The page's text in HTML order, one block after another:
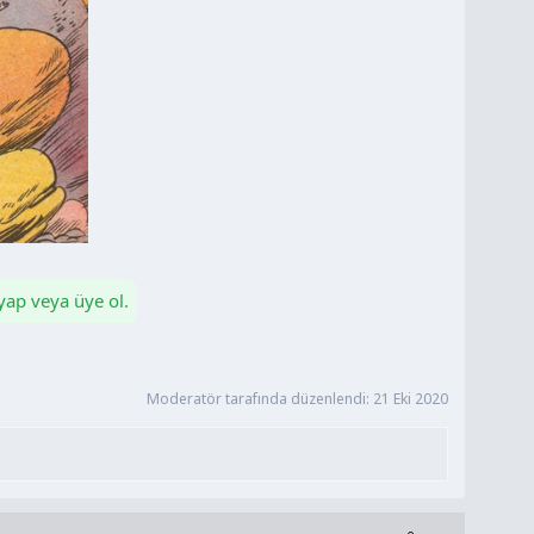
veya üye ol.
Moderatör tarafında düzenlendi: 21 Eki 2020